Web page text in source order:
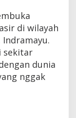
di wilayah
Indramayu.
sekitar
dunia
nggak